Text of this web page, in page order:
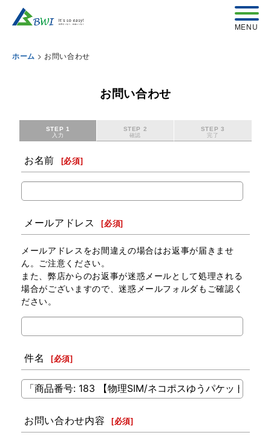
ホーム > お問い合わせ
お問い合わせ
STEP 1
入力
STEP 2
確認
STEP 3
完了
お名前 [必須]
メールアドレス [必須]
メールアドレスをお間違えの場合はお返事が届きませ
ん。ご注意ください。
また、弊店からのお返事が迷惑メールとして処理される
場合がございますので、迷惑メールフォルダもご確認く
ださい。
件名 [必須]
お問い合わせ内容 [必須]